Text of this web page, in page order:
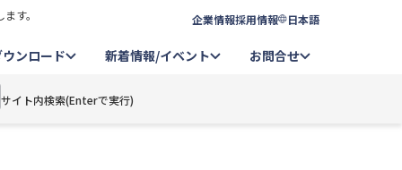
す。 企業情報採用情報 日本語
ウンロード 新着情報/イベント お問合せ
サイト内検索(Enterで実行)